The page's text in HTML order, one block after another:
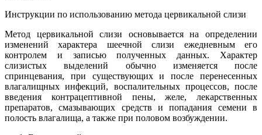
Инструкции по использованию метода цервикальной слизи
Метод цервикальной слизи основывается на определении
изменений характера шеечной слизи ежедневным его
контролем и записью полученных данных. Характер
слизистых выделений обычно изменяется после
спринцевания, при существующих и после перенесенных
влагалищных инфекций, воспалительных процессов, после
введения контрацептивной пены, желе, лекарственных
препаратов, смазывающих средств и попадания семени в
полость влагалища, а также при половом возбуждении.